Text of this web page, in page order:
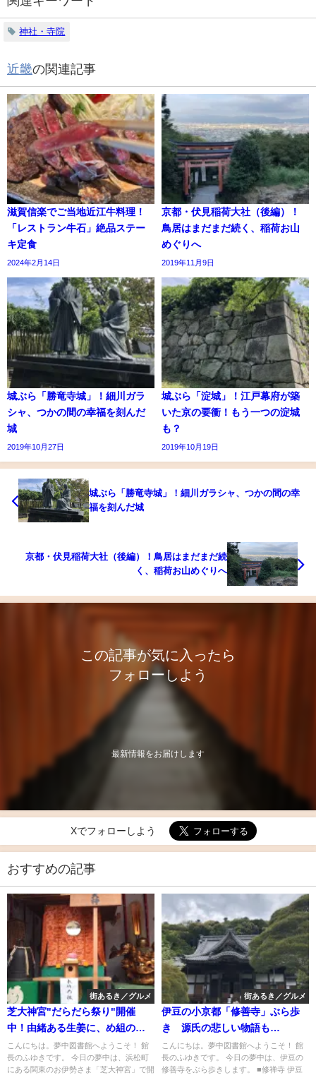
神社・寺院
近畿の関連記事
滋賀信楽でご当地近江牛料理！
「レストラン牛石」絶品ステー
キ定食
2024年2月14日
京都・伏見稲荷大社（後編）！
鳥居はまだまだ続く、稲荷お山
めぐりへ
2019年11月9日
城ぶら「勝竜寺城」！細川ガラ
シャ、つかの間の幸福を刻んだ
城
2019年10月27日
城ぶら「淀城」！江戸幕府が築
いた京の要衝！もう一つの淀城
も？
2019年10月19日
城ぶら「勝竜寺城」！細川ガラシャ、つかの間の幸
福を刻んだ城
京都・伏見稲荷大社（後編）！鳥居はまだまだ続
く、稲荷お山めぐりへ
この記事が気に入ったら
フォローしよう
最新情報をお届けします
Xでフォローしよう
おすすめの記事
街あるき／グルメ
芝大神宮"だらだら祭り"開催
中！由緒ある生姜に、め組の喧
嘩で鳴らされた半鐘も！
こんにちは。夢中図書館へようこそ！ 館
長のふゆきです。 今日の夢中は、浜松町
にある関東のお伊勢さま「芝大神宮」で開
街あるき／グルメ
伊豆の小京都「修善寺」ぶら歩
き 源氏の悲しい物語も…
こんにちは。夢中図書館へようこそ！ 館
長のふゆきです。 今日の夢中は、伊豆の
修善寺をぶら歩きします。 ■修禅寺 伊豆